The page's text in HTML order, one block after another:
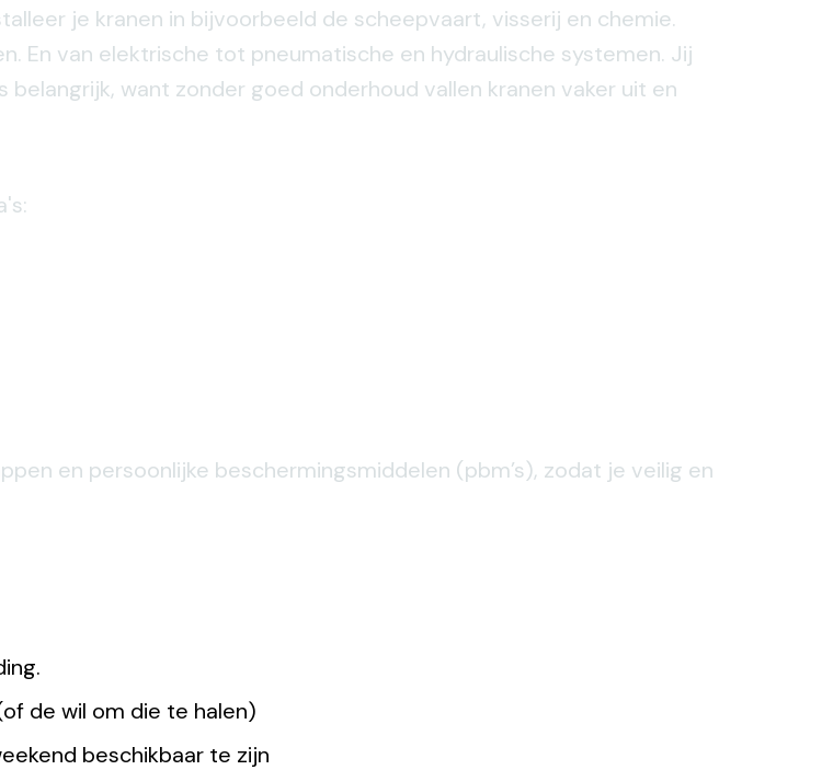
je kranen in bijvoorbeeld de scheepvaart, visserij en chemie.
En van elektrische tot pneumatische en hydraulische systemen. Jij
want zonder goed onderhoud vallen kranen vaker uit en
en persoonlijke beschermingsmiddelen (pbm’s), zodat je veilig en
de wil om die te halen)
beschikbaar te zijn